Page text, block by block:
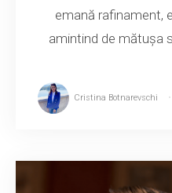
emană rafinament,
amintind de mătușa
Cristina Botnarevschi